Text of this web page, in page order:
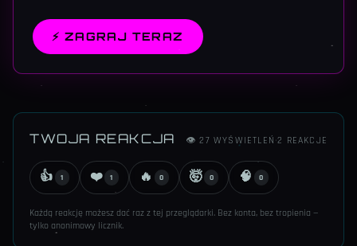
⚡ ZAGRAJ TERAZ
TWOJA REAKCJA 👁27 WYŚWIETLEŃ ·2 REAKCJE
👍 1 ❤️ 1 🔥 0 🤯 0 🧠 0
Każdą reakcję możesz dać raz z tej przeglądarki. Bez konta, bez tropienia —
tylko anonimowy licznik.